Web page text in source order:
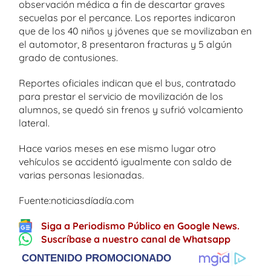
observación médica a fin de descartar graves
secuelas por el percance. Los reportes indicaron
que de los 40 niños y jóvenes que se movilizaban en
el automotor, 8 presentaron fracturas y 5 algún
grado de contusiones.
Reportes oficiales indican que el bus, contratado
para prestar el servicio de movilización de los
alumnos, se quedó sin frenos y sufrió volcamiento
lateral.
Hace varios meses en ese mismo lugar otro
vehículos se accidentó igualmente con saldo de
varias personas lesionadas.
Fuente:noticiasdíadía.com
Siga a Periodismo Público en Google News.
Suscríbase a nuestro canal de Whatsapp